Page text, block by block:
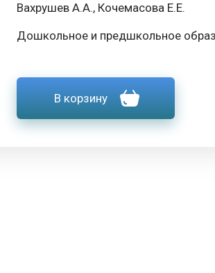
Вахрушев А.А., Кочемасова Е.Е.
Дошкольное и предшкольное
В корзину